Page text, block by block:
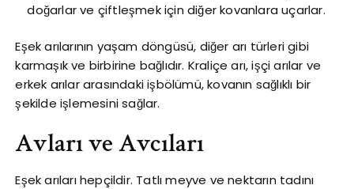
doğarlar ve çiftleşmek için diğer kovanlara uçarlar.
Eşek arılarının yaşam döngüsü, diğer arı türleri gibi
karmaşık ve birbirine bağlıdır. Kraliçe arı, işçi arılar ve
erkek arılar arasındaki işbölümü, kovanın sağlıklı bir
şekilde işlemesini sağlar.
Avları ve Avcıları
Eşek arıları hepçildir. Tatlı meyve ve nektarın tadını